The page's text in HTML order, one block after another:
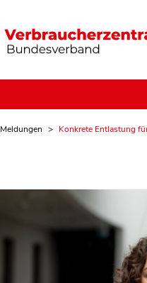
Meldungen Konkrete Entlastung